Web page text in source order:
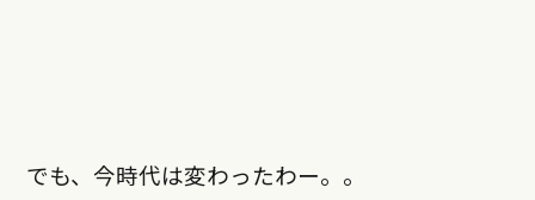
でも、今時代は変わったわー。。